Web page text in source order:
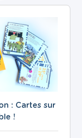
: Cartes sur
!